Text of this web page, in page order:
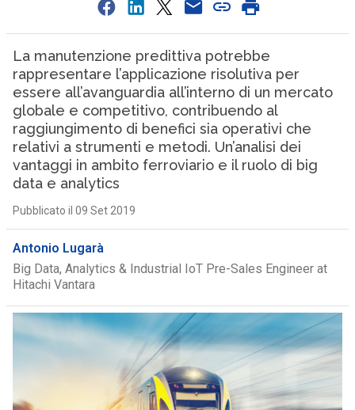
La manutenzione predittiva potrebbe
rappresentare l’applicazione risolutiva per
essere all’avanguardia all’interno di un mercato
globale e competitivo, contribuendo al
raggiungimento di benefici sia operativi che
relativi a strumenti e metodi. Un’analisi dei
vantaggi in ambito ferroviario e il ruolo di big
data e analytics
Pubblicato il 09 Set 2019
Antonio Lugarà
Big Data, Analytics & Industrial IoT Pre-Sales Engineer at
Hitachi Vantara